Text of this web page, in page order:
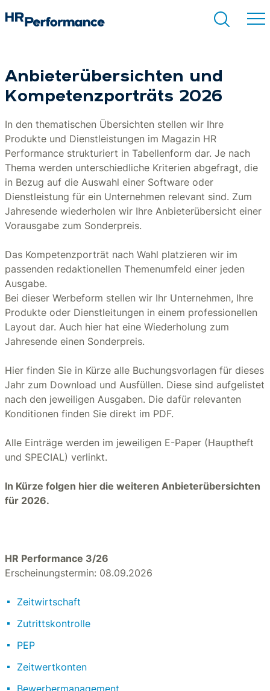
Suchen
Anbieterübersichten und
Kompetenzporträts 2026
In den thematischen Übersichten stellen wir Ihre
Produkte und Dienstleistungen im Magazin HR
Performance strukturiert in Tabellenform dar. Je nach
Thema werden unterschiedliche Kriterien abgefragt, die
in Bezug auf die Auswahl einer Software oder
Dienstleistung für ein Unternehmen relevant sind. Zum
Jahresende wiederholen wir Ihre Anbieterübersicht einer
Vorausgabe zum Sonderpreis.
Das Kompetenzporträt nach Wahl platzieren wir im
passenden redaktionellen Themenumfeld einer jeden
Ausgabe.
Bei dieser Werbeform stellen wir Ihr Unternehmen, Ihre
Produkte oder Dienstleitungen in einem professionellen
Layout dar. Auch hier hat eine Wiederholung zum
Jahresende einen Sonderpreis.
Hier finden Sie in Kürze alle Buchungsvorlagen für dieses
Jahr zum Download und Ausfüllen. Diese sind aufgelistet
nach den jeweiligen Ausgaben. Die dafür relevanten
Konditionen finden Sie direkt im PDF.
Alle Einträge werden im jeweiligen E-Paper (Hauptheft
und SPECIAL) verlinkt.
In Kürze folgen hier die weiteren Anbieterübersichten
für 2026.
HR Performance 3/26
Erscheinungstermin: 08.09.2026
Zeitwirtschaft
Zutrittskontrolle
PEP
Zeitwertkonten
Bewerbermanagement